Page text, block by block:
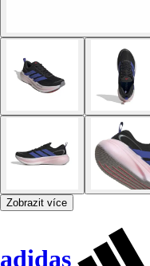
Zobrazit více
adidas